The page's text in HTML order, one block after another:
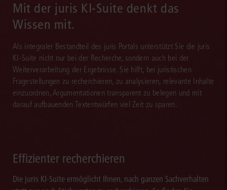
Mit der juris KI-Suite denkt das
Wissen mit.
Als integraler Bestandteil des juris Portals unterstützt Sie die juris
KI-Suite nicht nur bei der Recherche, sondern auch bei der
Weiterverarbeitung der Ergebnisse. Sie hilft, bei juristischen
Fragestellungen zu recherchieren, zu analysieren, relevante Inhalte
einzuordnen, Argumentationen transparent zu belegen und mit
darauf aufbauenden Textentwürfen viel Zeit zu sparen.
Effizienter recherchieren
Die juris KI-Suite ermöglicht Ihnen, nach ganzen Sachverhalten